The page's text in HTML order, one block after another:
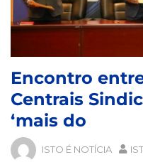
Encontro
Centrais
‘mais do
ISTO É NOTÍCIA